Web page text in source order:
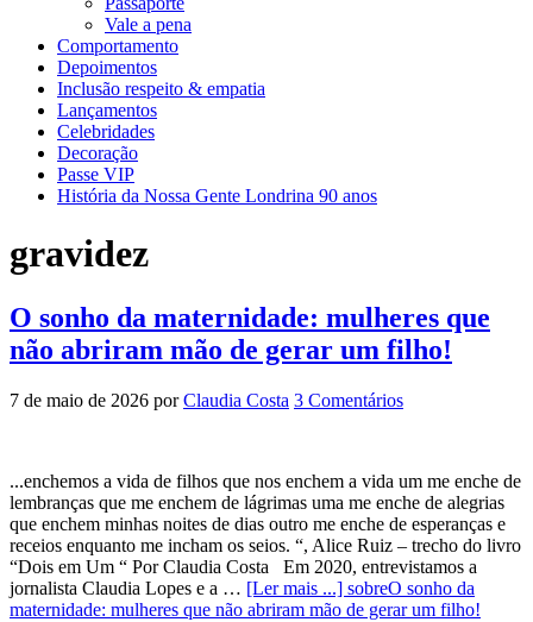
Vale a pena
Comportamento
Depoimentos
Inclusão respeito & empatia
Lançamentos
Celebridades
Decoração
Passe VIP
História da Nossa Gente Londrina 90 anos
gravidez
O sonho da maternidade: mulheres que
não abriram mão de gerar um filho!
7 de maio de 2026 porClaudia Costa 3 Comentários
...enchemos a vida de filhos que nos enchem a vida um me enche de
lembranças que me enchem de lágrimas uma me enche de alegrias
que enchem minhas noites de dias outro me enche de esperanças e
receios enquanto me incham os seios. “, Alice Ruiz – trecho do livro
“Dois em Um “ Por Claudia Costa Em 2020, entrevistamos a
jornalista Claudia Lopes e a … [Ler mais ...] sobreO sonho da
maternidade: mulheres que não abriram mão de gerar um filho!